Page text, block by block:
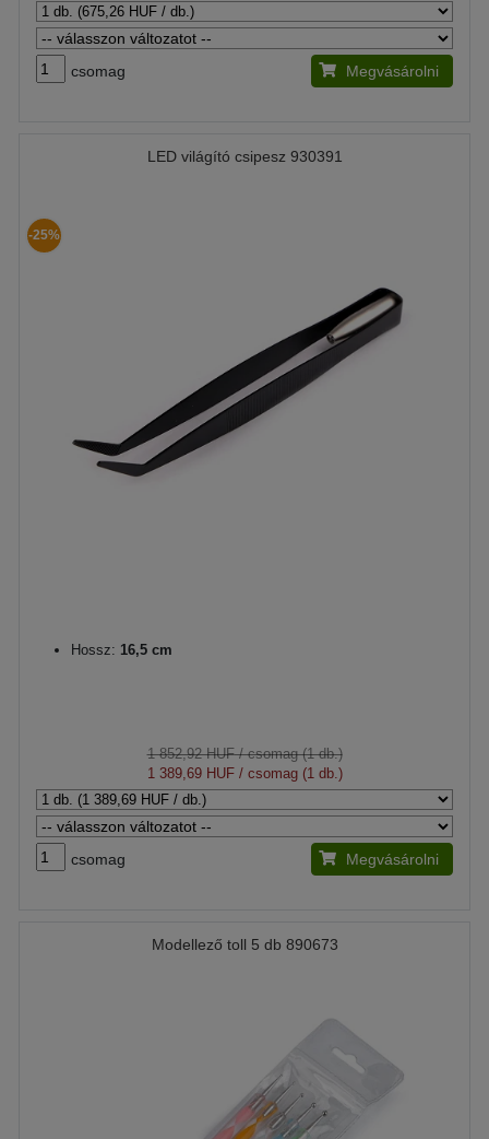
csomag Megvásárolni
LED világító csipesz 930391
-25%
Hossz: 16,5 cm
1 852,92 HUF/ csomag (1 db.)
1 389,69 HUF/ csomag (1 db.)
csomag Megvásárolni
Modellező toll 5 db 890673